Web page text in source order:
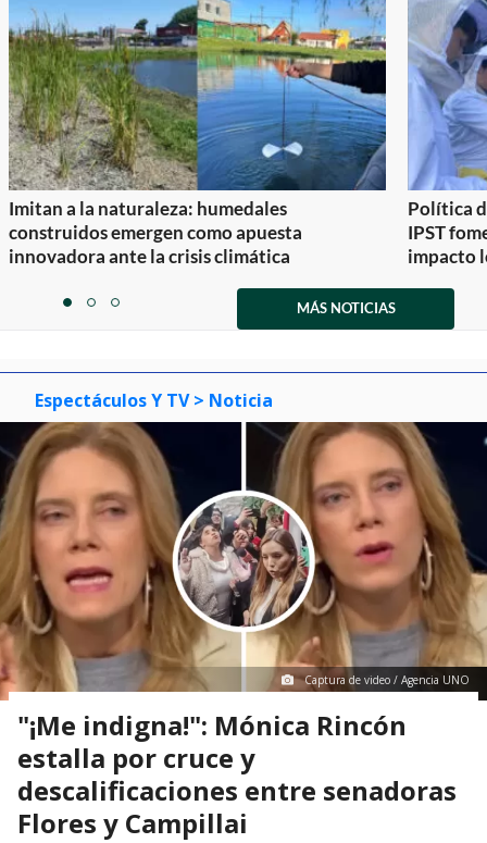
Imitan a la naturaleza: humedales
construidos emergen como apuesta
innovadora ante la crisis climática
Política
IPST
impacto
itemitemitem
MÁS NOTICIAS
Espectáculos Y TV > Noticia
Captura de video / Agencia UNO
"¡Me indigna!": Mónica Rincón
estalla por cruce y
descalificaciones entre senadoras
Flores y Campillai